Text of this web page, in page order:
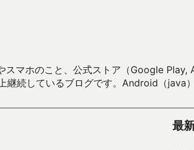
マホのこと、公式ストア（Google
継続しているブログです。Android（
最